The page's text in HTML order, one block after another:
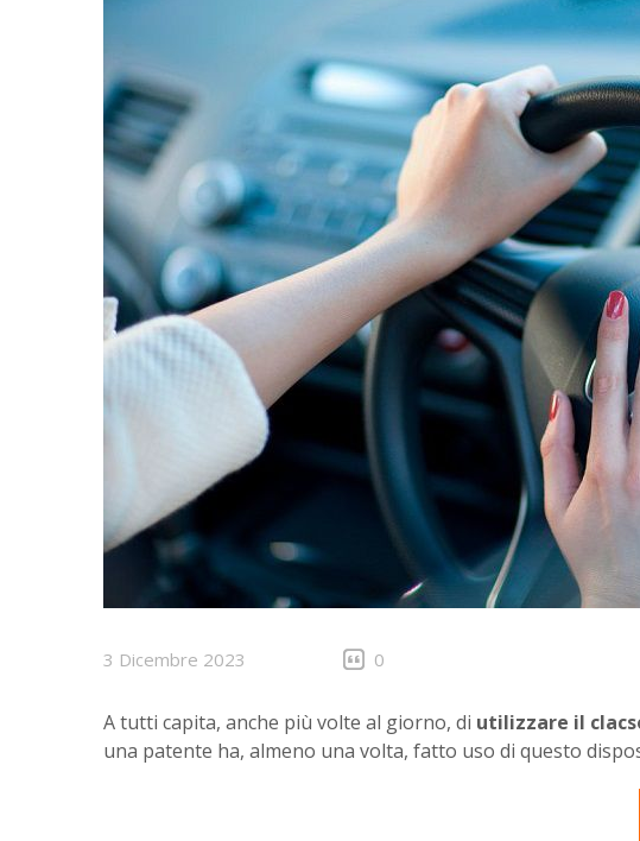
3 Dicembre 2023 0
A tutti capita, anche più volte al giorno, di utilizzare il
una patente ha, almeno una volta, fatto uso di questo